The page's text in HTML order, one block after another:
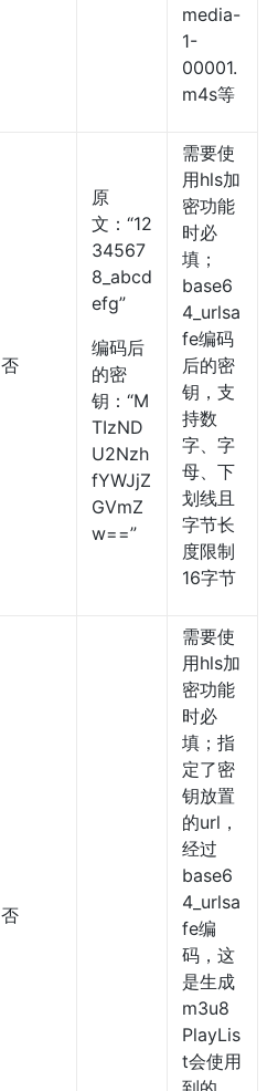
media-
1-
00001.
m4s等
否
原
文：“12
34567
8_abcd
efg”
编码后
的密
钥：“M
TIzND
U2Nzh
fYWJjZ
GVmZ
w==”
需要使
用hls加
密功能
时必
填；
base6
4_urlsa
fe编码
后的密
钥，支
持数
字、字
母、下
划线且
字节长
度限制
16字节
否
需要使
用hls加
密功能
时必
填；指
定了密
钥放置
的url，
经过
base6
4_urlsa
fe编
码，这
是生成
m3u8
PlayLis
t会使用